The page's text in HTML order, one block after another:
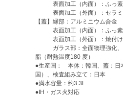
表面加工（内面）：ふっ素
表面加工（外面）：セラミ
【蓋】縁部：アルミニウム合金
表面加工（内面）：ふっ素
表面加工（外面）：焼付け
ガラス部：全面物理強化、
脂（耐熱温度180 度）
●生産国： 本体：韓国、蓋：日
国）、検査組み立て：日本
●満水容量：約3.3L
●IH・ガス火対応